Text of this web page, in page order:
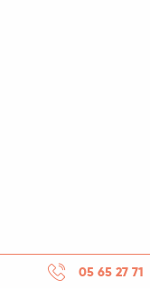
05 65 27 71